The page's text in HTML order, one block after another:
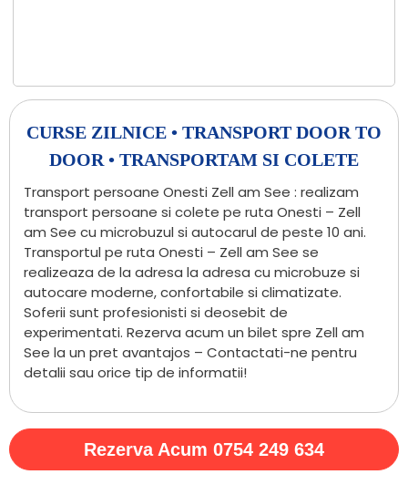
CURSE ZILNICE • TRANSPORT DOOR TO
DOOR • TRANSPORTAM SI COLETE
Transport persoane Onesti Zell am See : realizam
transport persoane si colete pe ruta Onesti – Zell
am See cu microbuzul si autocarul de peste 10 ani.
Transportul pe ruta Onesti – Zell am See se
realizeaza de la adresa la adresa cu microbuze si
autocare moderne, confortabile si climatizate.
Soferii sunt profesionisti si deosebit de
experimentati. Rezerva acum un bilet spre Zell am
See la un pret avantajos – Contactati-ne pentru
detalii sau orice tip de informatii!
Rezerva Acum 0754 249 634